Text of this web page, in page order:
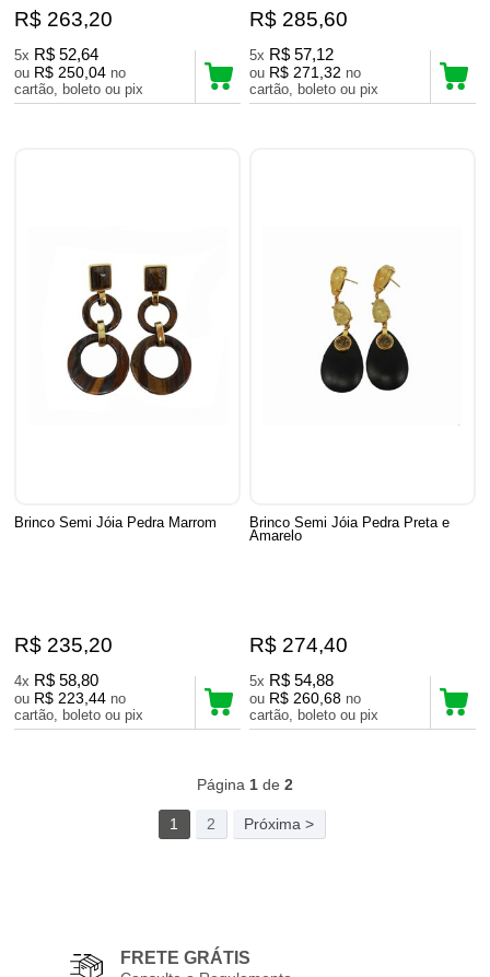
R$ 263,20
5x R$ 52,64
ou R$ 250,04 no
cartão, boleto ou pix
R$ 285,60
5x R$ 57,12
ou R$ 271,32 no
cartão, boleto ou pix
Brinco Semi Jóia Pedra Marrom
R$ 235,20
4x R$ 58,80
ou R$ 223,44 no
cartão, boleto ou pix
Brinco Semi Jóia Pedra Preta e
Amarelo
R$ 274,40
5x R$ 54,88
ou R$ 260,68 no
cartão, boleto ou pix
Página 1de 2
1 2 Próxima >
FRETE GRÁTIS